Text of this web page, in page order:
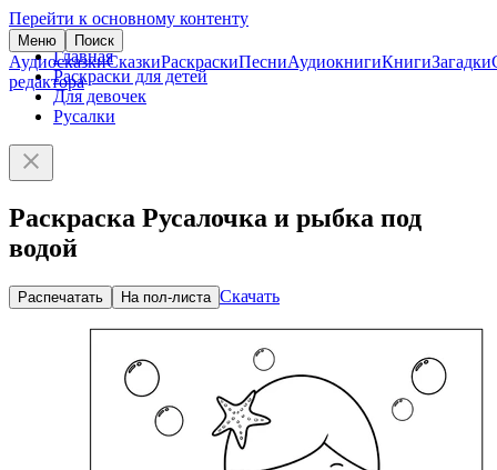
Перейти к основному контенту
Меню Поиск
АудиосказкиСказкиРаскраскиПесниАудиокнигиКнигиЗагадки
редактора
Главная
Раскраски для детей
Для девочек
Русалки
Раскраска Русалочка и рыбка под
водой
Распечатать На пол-листа Скачать